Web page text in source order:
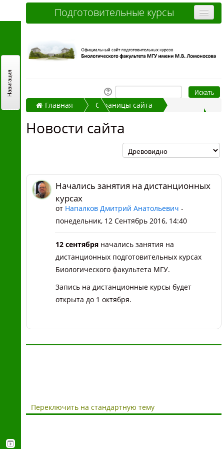
Подготовительные курсы
Дистанционные курсы
Как записаться и оплатить
Контакты
Часто задаваемые вопросы
Вы не вошли в систему (Вход)
Главная
Страницы сайта
Начались занятия на дистанционных курсах
Новости сайта
Начались занятия на дистанционных
курсах
от Напалков Дмитрий Анатольевич -
понедельник, 12 Сентябрь 2016, 14:40
12 сентября начались занятия на
дистанционных подготовительных курсах
Биологического факультета МГУ.
Запись на дистанционные курсы будет
открыта до 1 октября.
Переключить на стандартную тему
Навигация